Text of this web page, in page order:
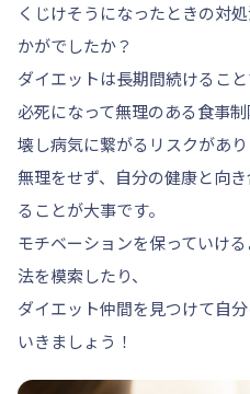
くじけそうになったときの対
かがでしたか？
ダイエットは長期間続けるこ
必死になって無理のある食事制
壊し病気に繋がるリスクがあり
無理をせず、自分の健康と向
ることが大事です。
モチベーションを保っていけ
法を模索したり、
ダイエット仲間を見つけて自
いきましょう！